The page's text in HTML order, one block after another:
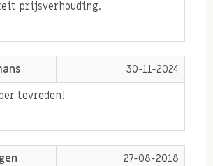
afhankelijk van de oogst en
prijsverhouding.
30-11-2024
tevreden!
27-08-2018